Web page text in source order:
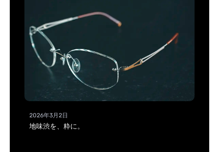
2026年3月2日
地味渋を、粋に。